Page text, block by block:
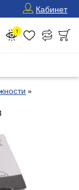
Кабинет
1